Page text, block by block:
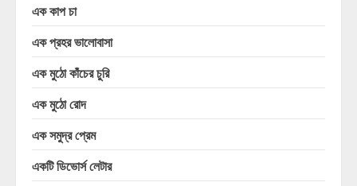
এক কাপ চা
এক প্রহর ভালোবাসা
এক মুঠো কাঁচের চুরি
এক মুঠো রোদ
এক সমুদ্র প্রেম
একটি ডিভোর্স লেটার